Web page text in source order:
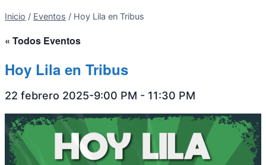
Inicio / Eventos / Hoy Lila en Tribus
« Todos Eventos
Hoy Lila en Tribus
22 febrero 2025-9:00 PM - 11:30 PM